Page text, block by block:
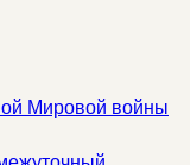
Мировой войны